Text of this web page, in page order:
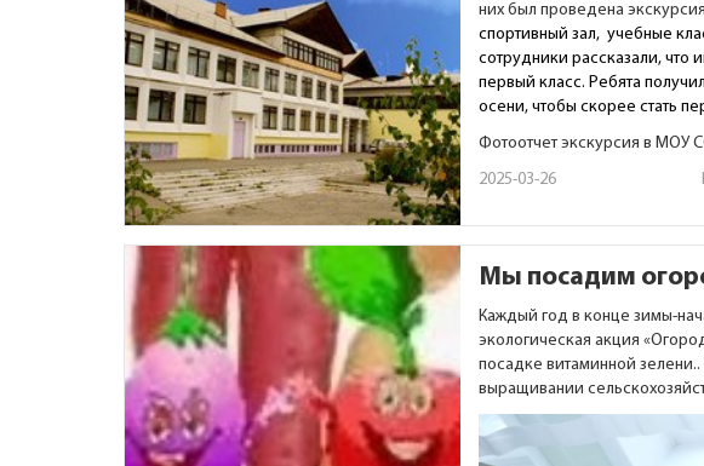
них был проведена
спортивный зал, учебные
сотрудники рассказали, что
первый класс. Ребята
осени, чтобы скорее стать
Фотоотчет экскурсия в МОУ
2025-03-26
Мы посадим
Каждый год в конце зимы-
экологическая акция
посадке витаминной
выращивании